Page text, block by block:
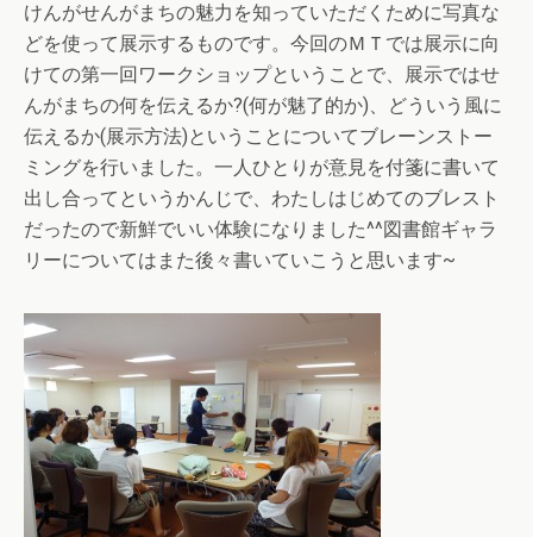
けんがせんがまちの魅力を知っていただくために写真な
どを使って展示するものです。今回のＭＴでは展示に向
けての第一回ワークショップということで、展示ではせ
んがまちの何を伝えるか?(何が魅了的か)、どういう風に
伝えるか(展示方法)ということについてブレーンストー
ミングを行いました。一人ひとりが意見を付箋に書いて
出し合ってというかんじで、わたしはじめてのブレスト
だったので新鮮でいい体験になりました^^図書館ギャラ
リーについてはまた後々書いていこうと思います~